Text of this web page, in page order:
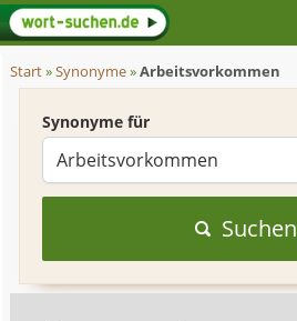
Start»Synonyme»Arbeitsvorkommen
Synonyme für
Suchen